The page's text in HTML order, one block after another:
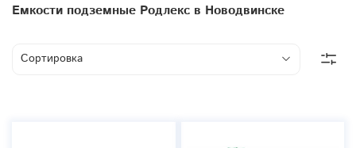
Емкости подземные Родлекс в Новодвинске